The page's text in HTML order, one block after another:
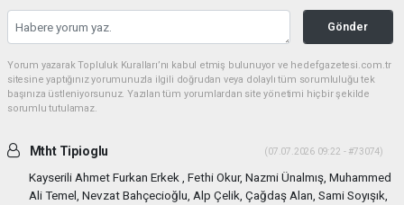
Gönder
Yorum yazarak Topluluk Kuralları’nı kabul etmiş bulunuyor ve hedefgazetesi.com.tr
sitesine yaptığınız yorumunuzla ilgili doğrudan veya dolaylı tüm sorumluluğu tek
başınıza üstleniyorsunuz. Yazılan tüm yorumlardan site yönetimi hiçbir şekilde
sorumlu tutulamaz.
Mtht Tipioglu (07.07.2026 09:22 - #73074)
Kayserili Ahmet Furkan Erkek , Fethi Okur, Nazmi Ünalmış, Muhammed
Ali Temel, Nevzat Bahçecioğlu, Alp Çelik, Çağdaş Alan, Sami Soyışık,